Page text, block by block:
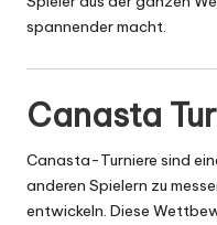
spannender macht.
Canasta
Canasta-Turniere sind
anderen Spielern zu
entwickeln. Diese